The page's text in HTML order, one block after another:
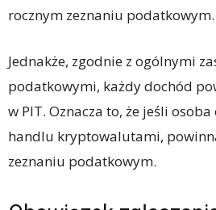
rocznym zeznaniu podatkowym.
Jednakże, zgodnie z ogólnymi
podatkowymi, każdy dochód
w PIT. Oznacza to, że jeśli osoba
handlu kryptowalutami,
zeznaniu podatkowym.